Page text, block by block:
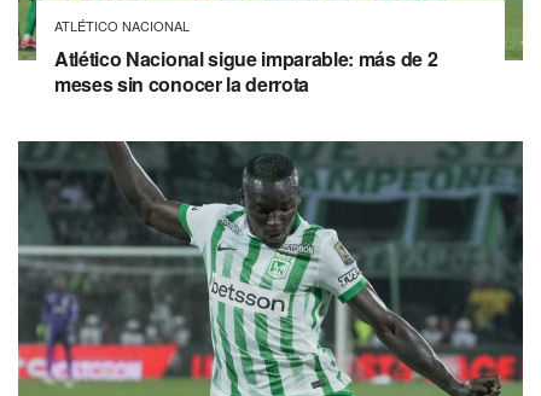
ATLÉTICO NACIONAL
Atlético Nacional sigue imparable: más de 2
meses sin conocer la derrota